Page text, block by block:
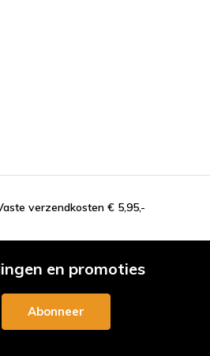
verzendkosten € 5,95,-
en promoties
Abonneer